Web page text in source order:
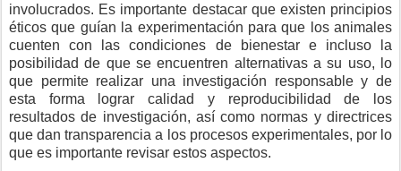
involucrados. Es importante destacar que existen principios
éticos que guían la experimentación para que los animales
cuenten con las condiciones de bienestar e incluso la
posibilidad de que se encuentren alternativas a su uso, lo
que permite realizar una investigación responsable y de
esta forma lograr calidad y reproducibilidad de los
resultados de investigación, así como normas y directrices
que dan transparencia a los procesos experimentales, por lo
que es importante revisar estos aspectos.